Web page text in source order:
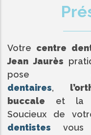
Votre centre
Jean Jaurès
dentaires,
buccale et la
Soucieux de
dentistes vous